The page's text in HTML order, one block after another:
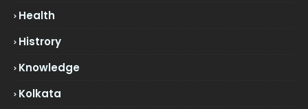
Health
Histrory
Knowledge
Kolkata